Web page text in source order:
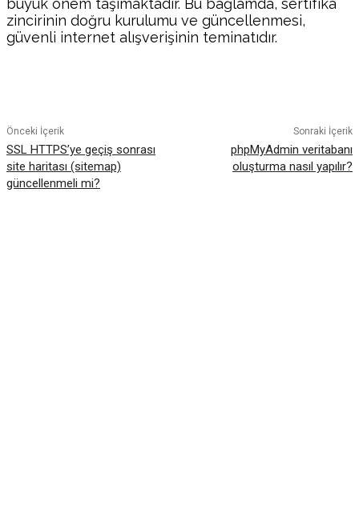
büyük önem taşımaktadır. Bu bağlamda, sertifika
zincirinin doğru kurulumu ve güncellenmesi,
güvenli internet alışverişinin teminatıdır.
Önceki İçerik
SSL HTTPS’ye geçiş sonrası
site haritası (sitemap)
güncellenmeli mi?
Sonraki İçerik
phpMyAdmin veritabanı
oluşturma nasıl yapılır?